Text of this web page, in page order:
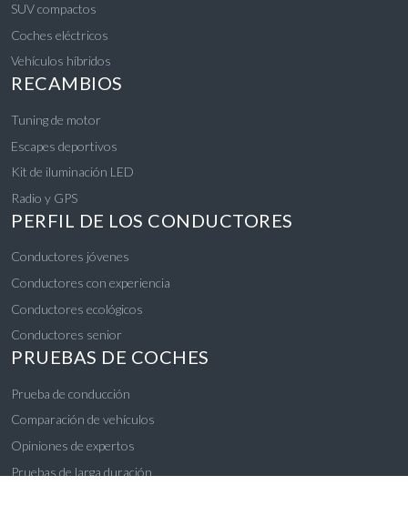
SUV compactos
Coches eléctricos
Vehículos híbridos
RECAMBIOS
Tuning de motor
Escapes deportivos
Kit de iluminación LED
Radio y GPS
PERFIL DE LOS CONDUCTORES
Conductores jóvenes
Conductores con experiencia
Conductores ecológicos
Conductores senior
PRUEBAS DE COCHES
Prueba de conducción
Comparación de vehículos
Opiniones de expertos
Pruebas de larga duración